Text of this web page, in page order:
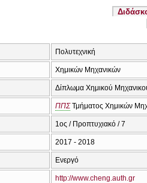
Πολυτεχνική
Χημικών Μηχανικών
Δίπλωμα Χημικού
ΠΠΣΤμήματος Χημικών
1ος / Προπτυχιακό / 7
2017 - 2018
Ενεργό
http://www.cheng.auth.gr